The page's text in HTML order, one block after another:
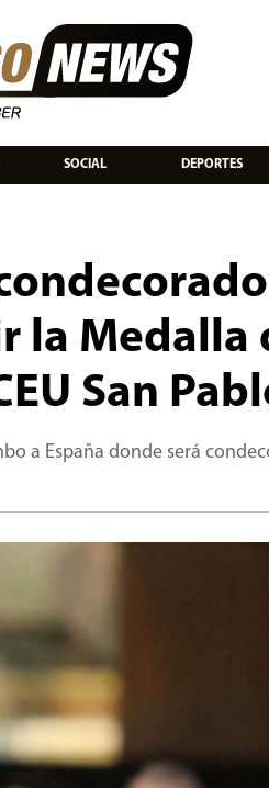
SOCIAL DEPORTES
la Medalla
San
a España donde será